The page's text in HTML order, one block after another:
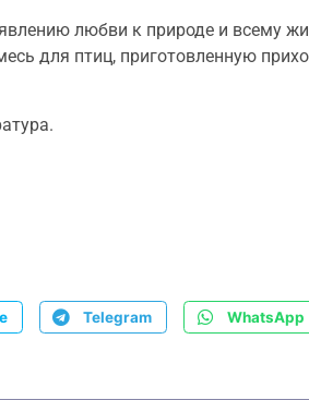
любви к природе и всему
для птиц, приготовленную
Telegram WhatsApp